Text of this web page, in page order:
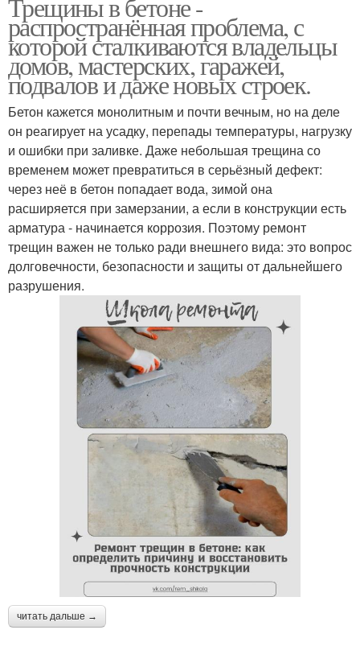
распространённая проблема, с
которой сталкиваются владельцы
домов, мастерских, гаражей,
подвалов и даже новых строек.
Бетон кажется монолитным и почти вечным, но на деле
он реагирует на усадку, перепады температуры, нагрузку
и ошибки при заливке. Даже небольшая трещина со
временем может превратиться в серьёзный дефект:
через неё в бетон попадает вода, зимой она
расширяется при замерзании, а если в конструкции есть
арматура - начинается коррозия. Поэтому ремонт
трещин важен не только ради внешнего вида: это вопрос
долговечности, безопасности и защиты от дальнейшего
разрушения.
читать дальше →